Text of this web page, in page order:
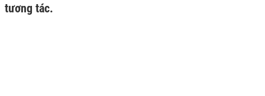
tương tác.